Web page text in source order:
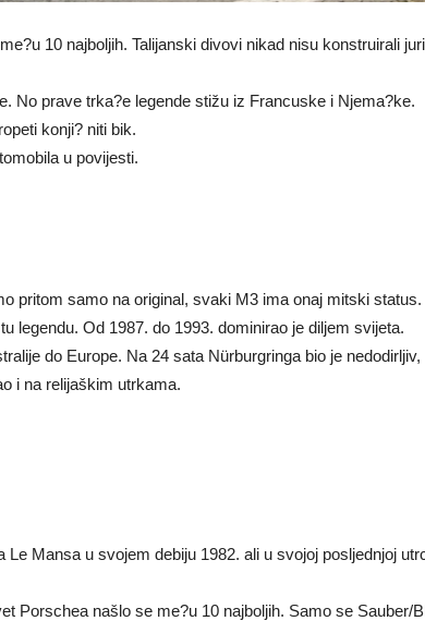
10 najboljih. Talijanski divovi nikad nisu konstruirali
No prave trka?e legende stižu iz Francuske i Njema?ke.
konji? niti bik.
u povijesti.
pritom samo na original, svaki M3 ima onaj mitski status.
legendu. Od 1987. do 1993. dominirao je diljem svijeta.
do Europe. Na 24 sata Nürburgringa bio je nedodirljiv,
i na relijaškim utrkama.
Mansa u svojem debiju 1982. ali u svojoj posljednjoj
Porschea našlo se me?u 10 najboljih. Samo se Sauber/